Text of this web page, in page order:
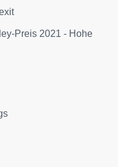
Preis 2021 - Hohe